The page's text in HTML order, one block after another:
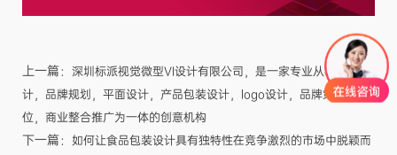
上一篇： 深圳标派视觉微型VI设计有限公司，是一家专业从事品牌设
计，品牌规划，平面设计，产品包装设计，logo设计，品牌策略与定
位，商业整合推广为一体的创意机构
下一篇： 如何让食品包装设计具有独特性在竞争激烈的市场中脱颖而